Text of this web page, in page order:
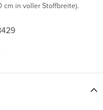
cm in voller Stoffbreite).